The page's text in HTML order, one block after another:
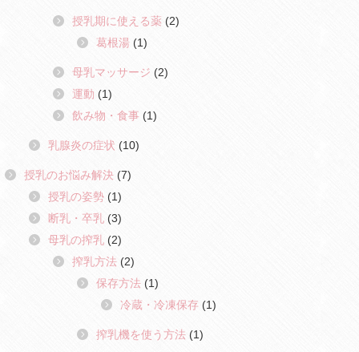
授乳期に使える薬 (2)
葛根湯 (1)
母乳マッサージ (2)
運動 (1)
飲み物・食事 (1)
乳腺炎の症状 (10)
授乳のお悩み解決 (7)
授乳の姿勢 (1)
断乳・卒乳 (3)
母乳の搾乳 (2)
搾乳方法 (2)
保存方法 (1)
冷蔵・冷凍保存 (1)
搾乳機を使う方法 (1)